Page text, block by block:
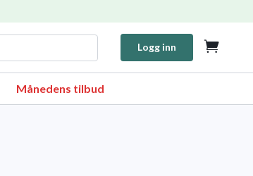
Logg inn 
Månedens tilbud